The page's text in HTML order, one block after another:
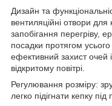
Дизайн та
вентиляційні отвори для
запобігання перегріву,
посадки протягом
ефективний захист очей
відкритому повітрі.
Регулювання розміру:
легко підігнати кепку